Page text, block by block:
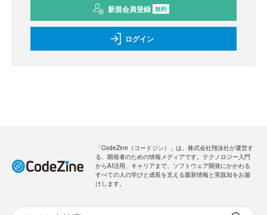
新規会員登録 無料
ログイン
「CodeZine（コードジン）」は、株式会社翔泳社が運営す
る、開発者のための情報メディアです。テクノロジー入門
からAI活用、キャリアまで、ソフトウェア開発にかかわる
すべての人の学びと成長を支える最新情報と実践知をお届
けします。